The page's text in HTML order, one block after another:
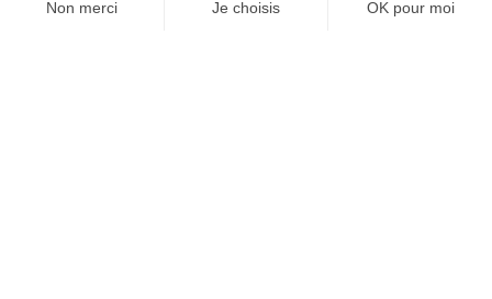
SUIVEZ-NOUS